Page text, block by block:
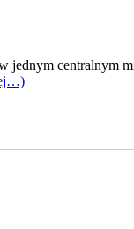
centralnym